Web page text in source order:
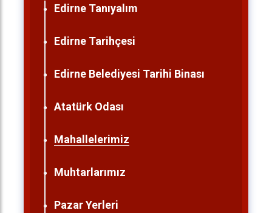
Edirne Tanıyalım
Edirne Tarihçesi
Edirne Belediyesi Tarihi Binası
Atatürk Odası
Mahallelerimiz
Muhtarlarımız
Pazar Yerleri